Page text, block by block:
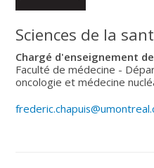
Sciences de la
Chargé d'enseignement
Faculté de médecine -
oncologie et médecine